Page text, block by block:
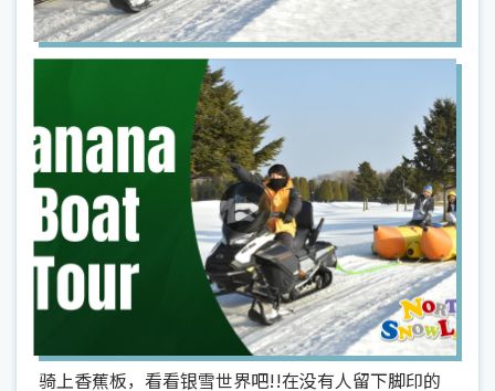
骑上香蕉板，看看银雪世界吧!!在没有人留下脚印的